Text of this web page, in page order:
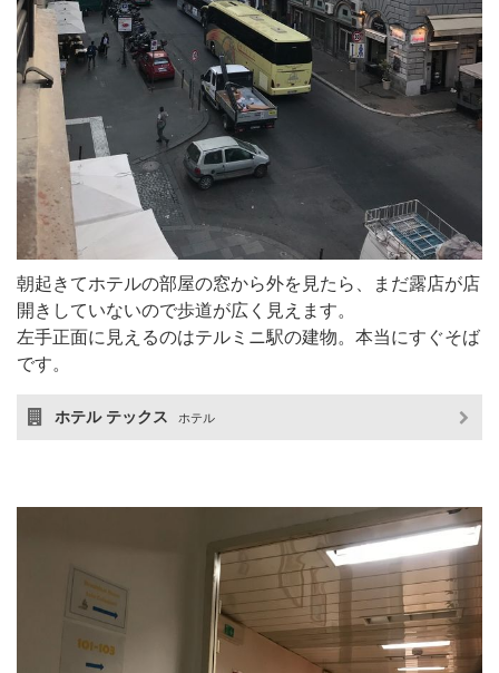
朝起きてホテルの部屋の窓から外を見たら、まだ露店が店
開きしていないので歩道が広く見えます。
左手正面に見えるのはテルミニ駅の建物。本当にすぐそば
です。
ホテル テックス ホテル